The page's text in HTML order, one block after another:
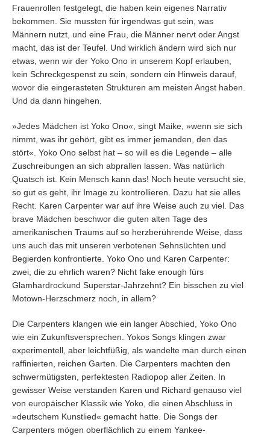
Frauenrollen festgelegt, die haben kein eigenes Narrativ
bekommen. Sie mussten für irgendwas gut sein, was
Männern nutzt, und eine Frau, die Männer nervt oder Angst
macht, das ist der Teufel. Und wirklich ändern wird sich nur
etwas, wenn wir der Yoko Ono in unserem Kopf erlauben,
kein Schreckgespenst zu sein, sondern ein Hinweis darauf,
wovor die eingerasteten Strukturen am meisten Angst haben.
Und da dann hingehen.
»Jedes Mädchen ist Yoko Ono«, singt Maike, »wenn sie sich
nimmt, was ihr gehört, gibt es immer jemanden, den das
stört«. Yoko Ono selbst hat – so will es die Legende – alle
Zuschreibungen an sich abprallen lassen. Was natürlich
Quatsch ist. Kein Mensch kann das! Noch heute versucht sie,
so gut es geht, ihr Image zu kontrollieren. Dazu hat sie alles
Recht. Karen Carpenter war auf ihre Weise auch zu viel. Das
brave Mädchen beschwor die guten alten Tage des
amerikanischen Traums auf so herzberührende Weise, dass
uns auch das mit unseren verbotenen Sehnsüchten und
Begierden konfrontierte. Yoko Ono und Karen Carpenter:
zwei, die zu ehrlich waren? Nicht fake enough fürs
Glamhardrockund Superstar-Jahrzehnt? Ein bisschen zu viel
Motown-Herzschmerz noch, in allem?
Die Carpenters klangen wie ein langer Abschied, Yoko Ono
wie ein Zukunftsversprechen. Yokos Songs klingen zwar
experimentell, aber leichtfüßig, als wandelte man durch einen
raffinierten, reichen Garten. Die Carpenters machten den
schwermütigsten, perfektesten Radiopop aller Zeiten. In
gewisser Weise verstanden Karen und Richard genauso viel
von europäischer Klassik wie Yoko, die einen Abschluss in
»deutschem Kunstlied« gemacht hatte. Die Songs der
Carpenters mögen oberflächlich zu einem Yankee-